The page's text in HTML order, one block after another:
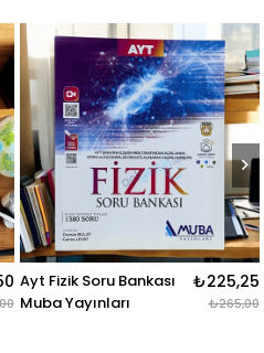
₺225,25
₺265,00
Ayt Matematik Soru
Bankası Muba